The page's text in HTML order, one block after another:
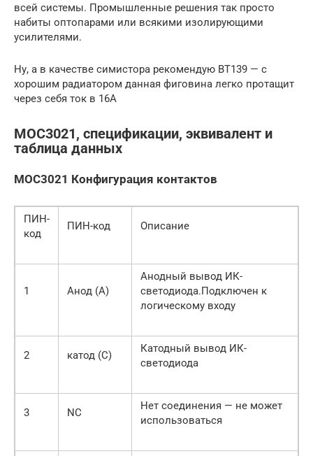
всей системы. Промышленные решения так просто
набиты оптопарами или всякими изолирующими
усилителями.
Ну, а в качестве симистора рекомендую BT139 — с
хорошим радиатором данная фиговина легко протащит
через себя ток в 16А
MOC3021, спецификации, эквивалент и
таблица данных
MOC3021 Конфигурация контактов
ПИН-
код
ПИН-код Описание
1 Анод (A)
Анодный вывод ИК-
светодиода.Подключен к
логическому входу
2 катод (C)
Катодный вывод ИК-
светодиода
3 NC
Нет соединения — не может
использоваться